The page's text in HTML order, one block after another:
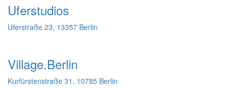
Uferstudios
Uferstraße 23, 13357 Berlin
Village.Berlin
Kurfürstenstraße 31, 10785 Berlin